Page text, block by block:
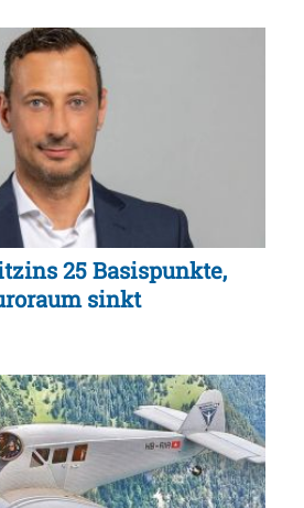
25 Basispunkte,
sinkt